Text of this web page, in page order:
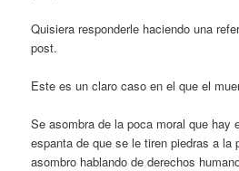
Quisiera responderle haciendo una
post.
Este es un claro caso en el que el
Se asombra de la poca moral que hay
espanta de que se le tiren piedras a la
asombro hablando de derechos